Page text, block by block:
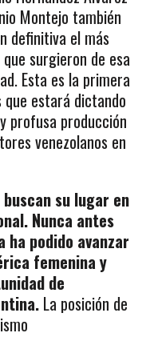
Montejo también
definitiva el más
surgieron de esa
Esta es la primera
estará dictando
profusa producción
venezolanos en
buscan su lugar en
Nunca antes
ha podido avanzar
femenina y
de
La posición de